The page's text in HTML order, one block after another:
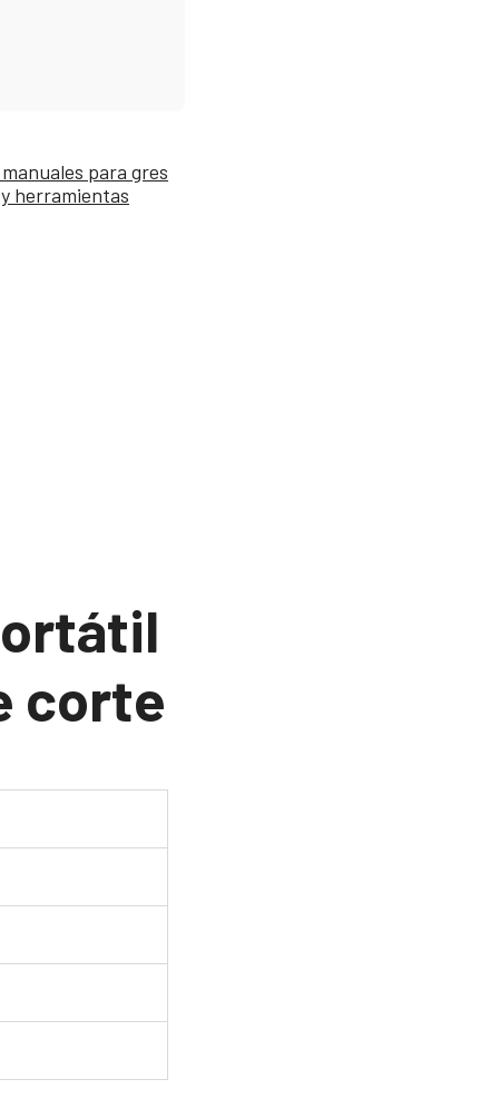
para gres
herramientas
corte